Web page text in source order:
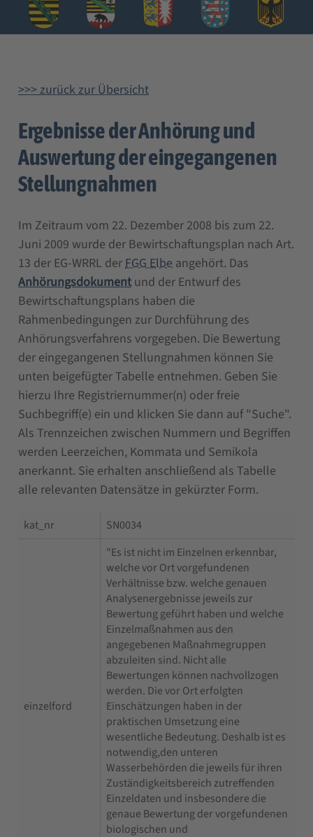
>>> zurück zur Übersicht
Ergebnisse der Anhörung und
Auswertung der eingegangenen
Stellungnahmen
Im Zeitraum vom 22. Dezember 2008 bis zum 22.
Juni 2009 wurde der Bewirtschaftungsplan nach Art.
13 der EG-WRRL derFGG Elbe angehört. Das
Anhörungsdokumentund der Entwurf des
Bewirtschaftungsplans haben die
Rahmenbedingungen zur Durchführung des
Anhörungsverfahrens vorgegeben. Die Bewertung
der eingegangenen Stellungnahmen können Sie
unten beigefügter Tabelle entnehmen. Geben Sie
hierzu Ihre Registriernummer(n) oder freie
Suchbegriff(e) ein und klicken Sie dann auf "Suche".
Als Trennzeichen zwischen Nummern und Begriffen
werden Leerzeichen, Kommata und Semikola
anerkannt. Sie erhalten anschließend als Tabelle
alle relevanten Datensätze in gekürzter Form.
kat_nr SN0034
einzelford
"Es ist nicht im Einzelnen erkennbar,
welche vor Ort vorgefundenen
Verhältnisse bzw. welche genauen
Analysenergebnisse jeweils zur
Bewertung geführt haben und welche
Einzelmaßnahmen aus den
angegebenen Maßnahmegruppen
abzuleiten sind. Nicht alle
Bewertungen können nachvollzogen
werden. Die vor Ort erfolgten
Einschätzungen haben in der
praktischen Umsetzung eine
wesentliche Bedeutung. Deshalb ist es
notwendig,den unteren
Wasserbehörden die jeweils für ihren
Zuständigkeitsbereich zutreffenden
Einzeldaten und insbesondere die
genaue Bewertung der vorgefundenen
biologischen und